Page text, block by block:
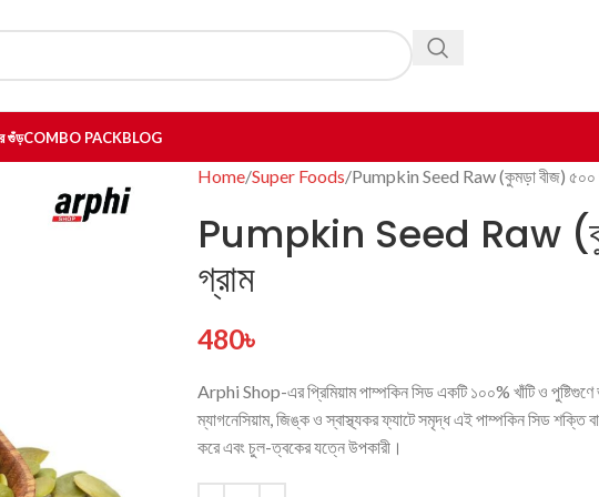
গুঁড়COMBO PACKBLOG
Home Super Foods Pumpkin Seed Raw (কুমড়া বীজ) ৫০০
Pumpkin Seed Raw
গ্রাম
480৳
Arphi Shop-এর প্রিমিয়াম পাম্পকিন সিড একটি ১০০% খাঁটি ও পুষ্টিগুণে
ম্যাগনেসিয়াম, জিঙ্ক ও স্বাস্থ্যকর ফ্যাটে সমৃদ্ধ এই পাম্পকিন সিড শক্তি
করে এবং চুল-ত্বকের যত্নে উপকারী।